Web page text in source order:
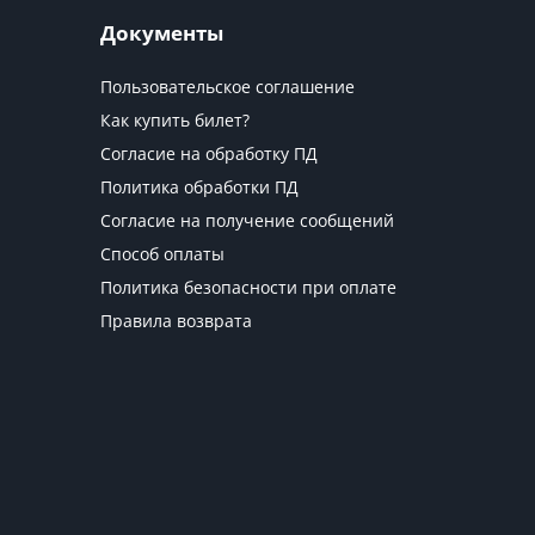
Документы
Пользовательское соглашение
Как купить билет?
Согласие на обработку ПД
Политика обработки ПД
Согласие на получение сообщений
Способ оплаты
Политика безопасности при оплате
Правила возврата